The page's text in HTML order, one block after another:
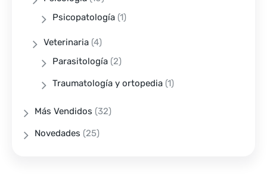
Psicopatología (1)
Veterinaria (4)
Parasitología (2)
Traumatología y ortopedia (1)
Más Vendidos (32)
Novedades (25)